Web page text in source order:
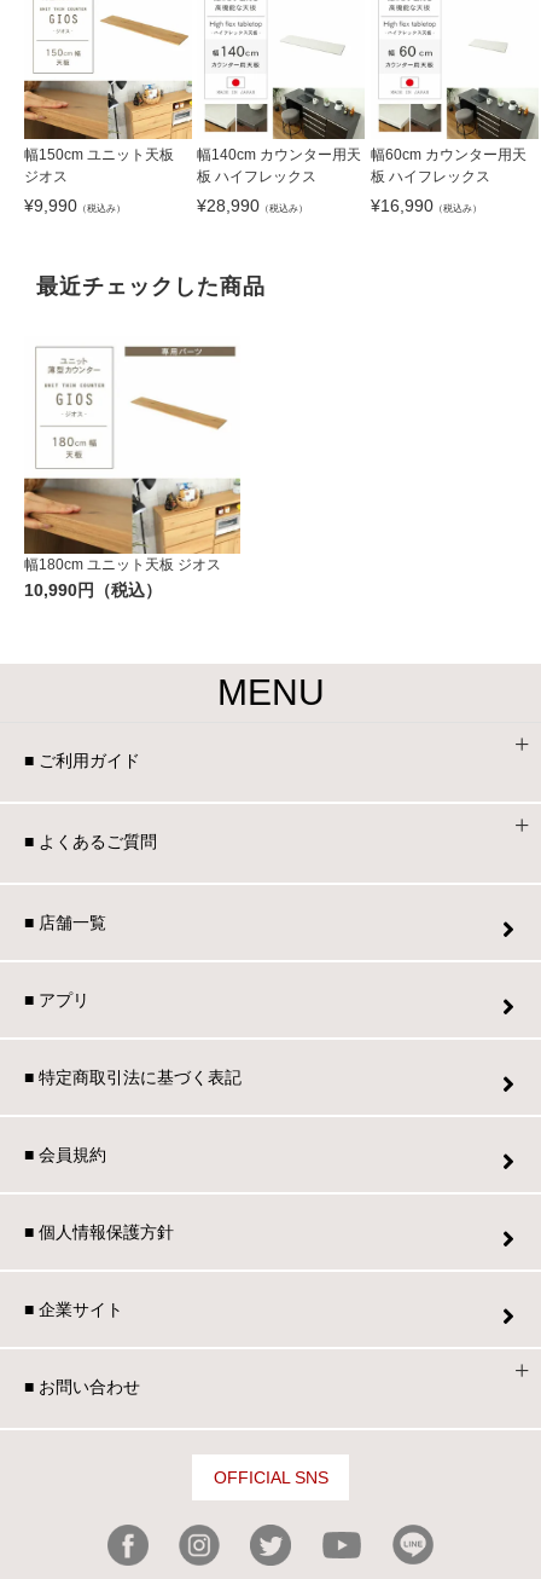
幅150cm ユニット天板
ジオス
¥9,990 （税込み）
幅140cm カウンター用天
板 ハイフレックス
¥28,990 （税込み）
幅60cm カウンター用天
板 ハイフレックス
¥16,990（税込み）
最近チェックした商品
幅180cm ユニット天板 ジオス
10,990円（税込）
MENU
■ ご利用ガイド
■ よくあるご質問
■ 店舗一覧
■ アプリ
■ 特定商取引法に基づく表記
■ 会員規約
■ 個人情報保護方針
■ 企業サイト
■ お問い合わせ
OFFICIAL SNS